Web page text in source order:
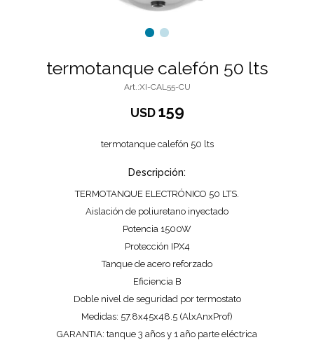
termotanque calefón 50 lts
XI-CAL55-CU
USD 159
termotanque calefón 50 lts
Descripción:
TERMOTANQUE ELECTRÓNICO 50 LTS.
Aislación de poliuretano inyectado
Potencia 1500W
Protección IPX4
Tanque de acero reforzado
Eficiencia B
Doble nivel de seguridad por termostato
Medidas: 57.8x45x48.5 (AlxAnxProf)
GARANTIA: tanque 3 años y 1 año parte eléctrica